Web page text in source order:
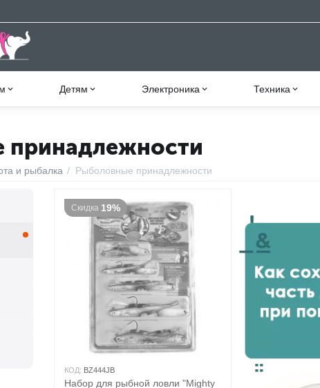
Детям Электроника Техника
и рыбалка / Рыболовные принадлежности
Скидка 19%
КОД: BZ444JB
Набор для рыбной ловли "Mighty